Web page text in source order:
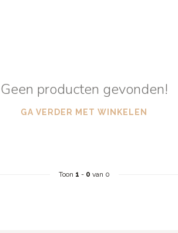
Geen producten gevonden!
GA VERDER MET WINKELEN
Toon 1 - 0 van 0